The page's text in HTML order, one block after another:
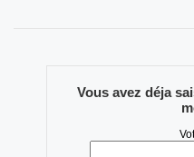
Vous avez déja